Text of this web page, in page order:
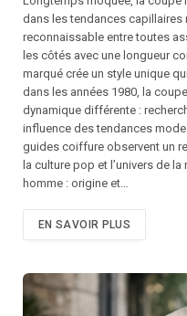
dans les tendances
reconnaissable entre toutes
les côtés avec une longueur
marqué crée un style unique
dans les années 1980, la
dynamique différente :
influence des tendances
guides coiffure observent un
la culture pop et l’univers de
homme : origine et…
EN SAVOIR PLUS